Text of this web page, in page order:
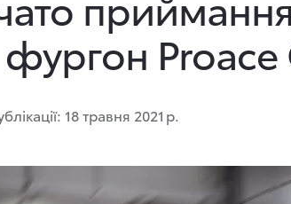
Proace
18 травня 2021 р.